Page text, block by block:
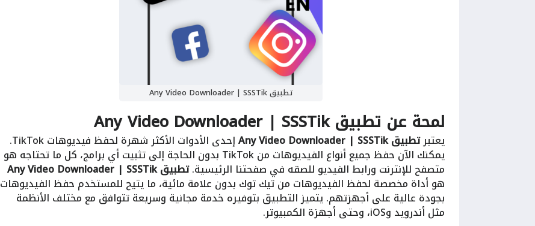
تطبيق Any Video Downloader | SSSTik
لمحة عن تطبيق Any Video Downloader | SSSTik
يعتبرتطبيق Any Video Downloader | SSSTik إحدى الأدوات الأكثر شهرة لحفظ فيديوهات TikTok.
يمكنك الآن حفظ جميع أنواع الفيديوهات من TikTok بدون الحاجة إلى تثبيت أي برامج، كل ما تحتاجه هو
متصفح للإنترنت ورابط الفيديو للصقه في صفحتنا الرئيسية.تطبيق Any Video Downloader | SSSTik
هو أداة مخصصة لحفظ الفيديوهات من تيك توك بدون علامة مائية، ما يتيح للمستخدم حفظ الفيديوهات
بجودة عالية على أجهزتهم. يتميز التطبيق بتوفيره خدمة مجانية وسريعة تتوافق مع مختلف الأنظمة
مثل أندرويد وiOS، وحتى أجهزة الكمبيوتر.